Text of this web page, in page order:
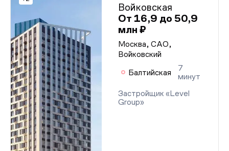
Войковская
От 16,9 до 50,9
млн ₽
Москва, САО,
Войковский
Балтийская
7
минут
Застройщик «Level
Group»